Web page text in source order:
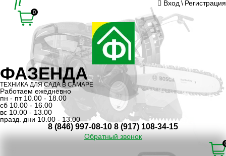
0
Вход \ Регистрация
ФАЗЕНДА
ТЕХНИКА ДЛЯ САДА В САМАРЕ
Работаем ежедневно
пн - пт 10.00 - 18.00
сб 10.00 - 16.00
вс 10.00 - 13.00
празд. дни 10.00 - 13.00
8 (846) 997-08-10 8 (917) 108-34-15
Обратный звонок